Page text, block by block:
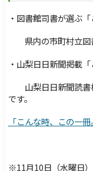
・図書館司書が選ぶ
県内の市町村立図
・山梨日日新聞掲載
山梨日日新聞読書
です。
「こんな時、この一
※11月10日（水曜日